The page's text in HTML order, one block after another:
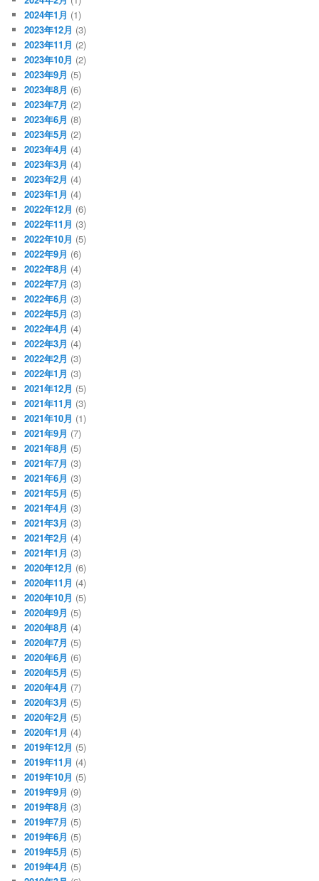
2024年1月 (1)
2023年12月 (3)
2023年11月 (2)
2023年10月 (2)
2023年9月 (5)
2023年8月 (6)
2023年7月 (2)
2023年6月 (8)
2023年5月 (2)
2023年4月 (4)
2023年3月 (4)
2023年2月 (4)
2023年1月 (4)
2022年12月 (6)
2022年11月 (3)
2022年10月 (5)
2022年9月 (6)
2022年8月 (4)
2022年7月 (3)
2022年6月 (3)
2022年5月 (3)
2022年4月 (4)
2022年3月 (4)
2022年2月 (3)
2022年1月 (3)
2021年12月 (5)
2021年11月 (3)
2021年10月 (1)
2021年9月 (7)
2021年8月 (5)
2021年7月 (3)
2021年6月 (3)
2021年5月 (5)
2021年4月 (3)
2021年3月 (3)
2021年2月 (4)
2021年1月 (3)
2020年12月 (6)
2020年11月 (4)
2020年10月 (5)
2020年9月 (5)
2020年8月 (4)
2020年7月 (5)
2020年6月 (6)
2020年5月 (5)
2020年4月 (7)
2020年3月 (5)
2020年2月 (5)
2020年1月 (4)
2019年12月 (5)
2019年11月 (4)
2019年10月 (5)
2019年9月 (9)
2019年8月 (3)
2019年7月 (5)
2019年6月 (5)
2019年5月 (5)
2019年4月 (5)